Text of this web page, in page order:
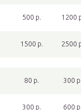
500 р. 1200
1500 р. 2500
80 р. 300
300 р. 600